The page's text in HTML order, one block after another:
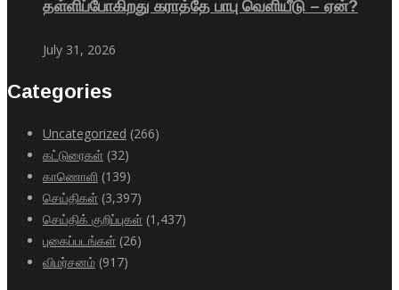
தள்ளிப்போகிறது கராத்தே பாபு வெளியீடு – ஏன்?
July 31, 2026
Categories
Uncategorized (266)
கட்டுரைகள் (32)
காணொளி (139)
செய்திகள் (3,397)
செய்திக் குறிப்புகள் (1,437)
புகைப்படங்கள் (26)
விமர்சனம் (917)